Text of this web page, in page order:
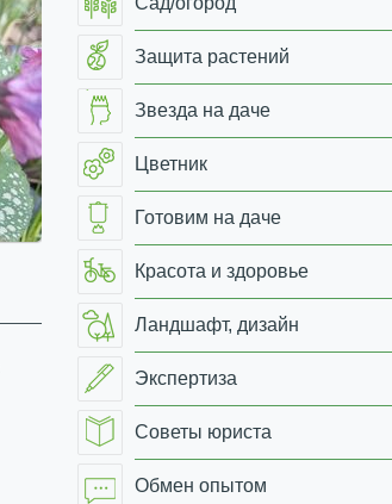
Защита растений
Звезда на даче
Цветник
Готовим на даче
Красота и здоровье
Ландшафт, дизайн
Экспертиза
Советы юриста
Обмен опытом